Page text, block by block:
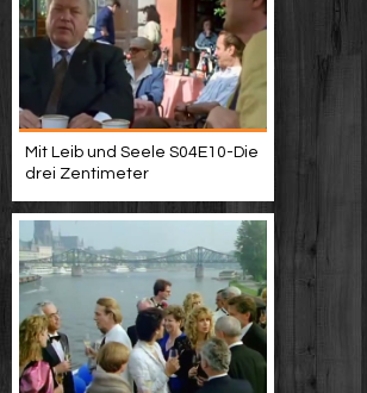
Mit Leib und Seele S04E10-Die
drei Zentimeter